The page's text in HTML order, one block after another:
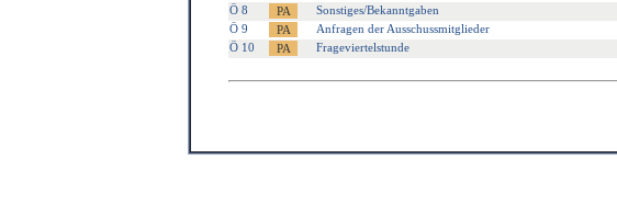
Ö 8
Sonstiges/Bekanntgaben
Ö 9
Anfragen der Ausschussmitglieder
Ö 10
Frageviertelstunde